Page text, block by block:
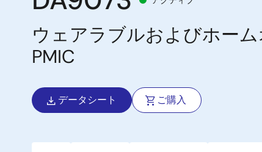
ン
く
ず
ウェアラブルおよびホー
PMIC
データシート ご購入